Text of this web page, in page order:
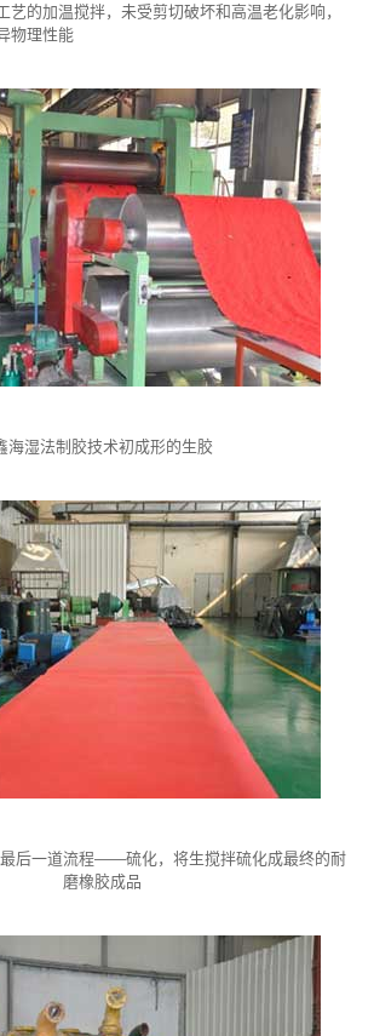
艺的加温搅拌，未受剪切破坏和高温老化影响，
物理性能
海湿法制胶技术初成形的生胶
后一道流程——硫化，将生搅拌硫化成最终的耐
磨橡胶成品